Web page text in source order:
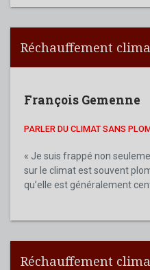
Réchauffement
François Gemenne
PARLER DU CLIMAT SANS
« Je suis frappé non
sur le climat est souvent
qu’elle est généralement
Réchauffement